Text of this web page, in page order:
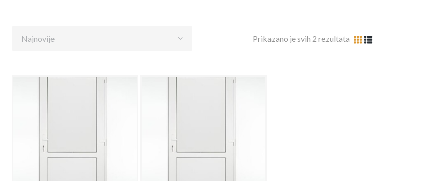
Prikazano je svih 2 rezultata